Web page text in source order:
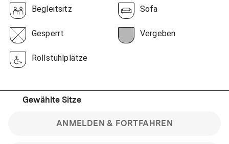
Begleitsitz Sofa
Gesperrt Vergeben
Rollstuhlplätze
Gewählte Sitze
ANMELDEN & FORTFAHREN